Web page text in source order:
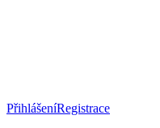
PřihlášeníRegistrace